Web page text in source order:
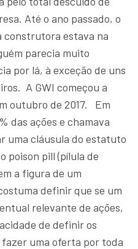
Até o ano passado, o
construtora estava na
parecia muito
por lá, à exceção de uns
A GWI começou a
outubro de 2017. Em
das ações e chamava
uma cláusula do estatuto
poison pill (pílula de
a figura de um
definir que se um
relevante de ações,
de definir os
fazer uma oferta por toda